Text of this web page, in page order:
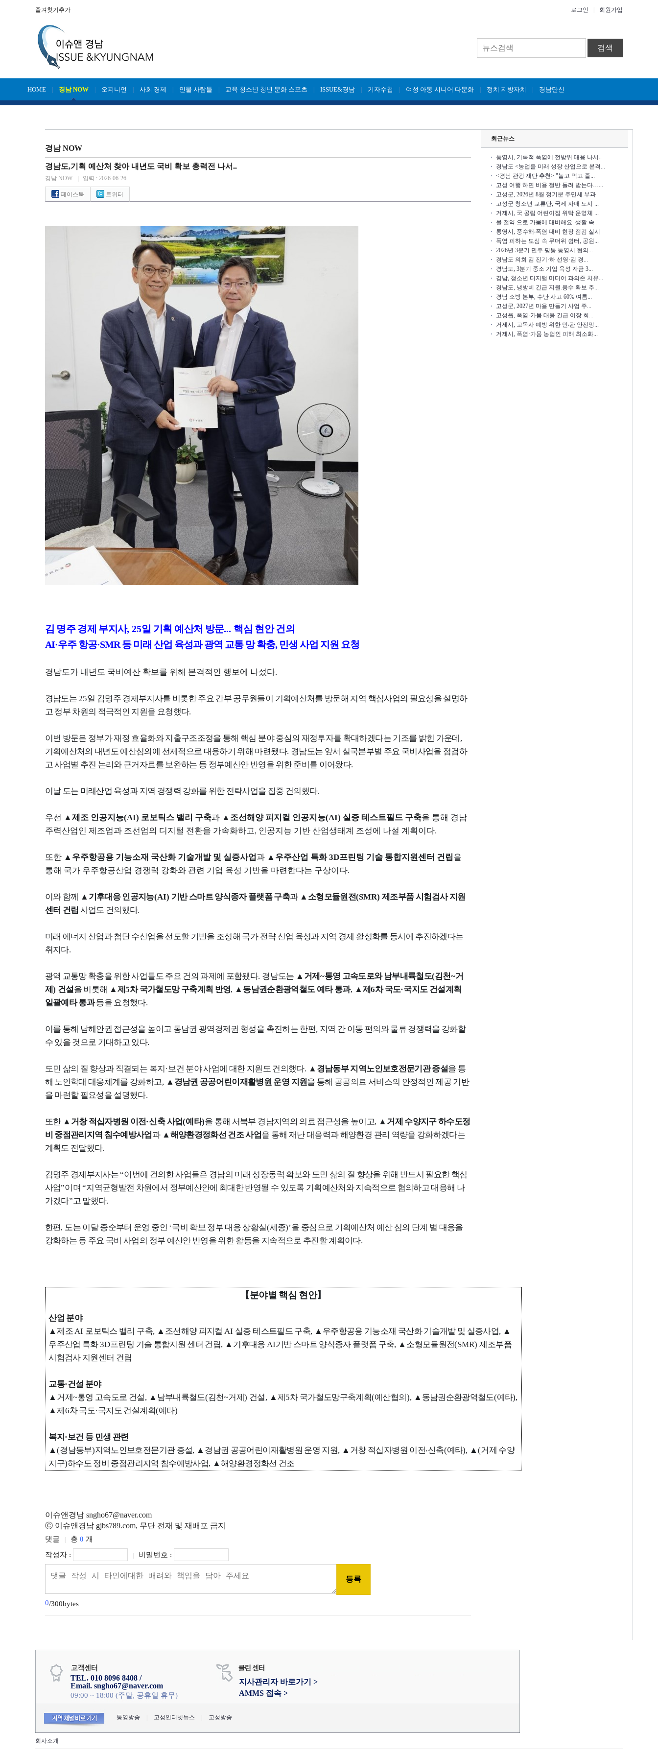
즐겨찾기추가 로그인 회원가입
검색
HOME 경남 NOW 오피니언 사회 경제 인물 사람들 교육 청소년 청년 문화 스포츠 ISSUE&경남 기자수첩 여성 아동 시니어 다문화 정치 지방자치 경남단신
경남 NOW
경남도,기획 예산처 찾아 내년도 국비 확보 총력전 나서..
경남 NOW 입력 : 2026-06-26
페이스북 트위터
김 명주 경제 부지사, 25일 기획 예산처 방문... 핵심 현안 건의
AI·우주 항공·SMR 등 미래 산업 육성과 광역 교통 망 확충, 민생 사업 지원 요청
경남도가 내년도 국비예산 확보를 위해 본격적인 행보에 나섰다.
경남도는25일 김명주 경제부지사를 비롯한 주요 간부 공무원들이 기획예산처를 방문해 지역 핵심사업의 필요성을 설명하
고 정부 차원의 적극적인 지원을 요청했다.
이번 방문은 정부가 재정 효율화와 지출구조조정을 통해 핵심 분야 중심의 재정투자를 확대하겠다는 기조를 밝힌 가운데 ,
기획예산처의 내년도 예산심의에 선제적으로 대응하기 위해 마련됐다. 경남도는 앞서 실국본부별 주요 국비사업을 점검하
고 사업별 추진 논리와 근거자료를 보완하는 등 정부예산안 반영을 위한 준비를 이어왔다.
이날 도는 미래산업 육성과 지역 경쟁력 강화를 위한 전략사업을 집중 건의했다.
우선 ▲제조 인공지능(AI) 로보틱스 밸리 구축과 ▲ 조선해양 피지컬 인공지능(AI) 실증 테스트필드 구축을 통해 경남
주력산업인 제조업과 조선업의 디지털 전환을 가속화하고, 인공지능 기반 산업생태계 조성에 나설 계획이다.
또한 ▲ 우주항공용 기능소재 국산화 기술개발 및 실증사업 과 ▲ 우주산업 특화3D프린팅 기술 통합지원센터 건립을
통해 국가 우주항공산업 경쟁력 강화와 관련 기업 육성 기반을 마련한다는 구상이다.
이와 함께 ▲ 기후대응 인공지능(AI) 기반 스마트 양식종자 플랫폼 구축과 ▲ 소형모듈원전(SMR)제조부품 시험검사 지원
센터 건립 사업도 건의했다.
미래 에너지 산업과 첨단 수산업을 선도할 기반을 조성해 국가 전략 산업 육성과 지역 경제 활성화를 동시에 추진하겠다는
취지다.
광역 교통망 확충을 위한 사업들도 주요 건의 과제에 포함됐다. 경남도는 ▲ 거제 ~통영 고속도로와 남부내륙철도(김천~거
제 ) 건설을 비롯해 ▲제5차 국가철도망 구축계획 반영, ▲ 동남권순환광역철도 예타 통과, ▲제6차 국도·국지도 건설계획
일괄예타 통과 등을 요청했다.
이를 통해 남해안권 접근성을 높이고 동남권 광역경제권 형성을 촉진하는 한편, 지역 간 이동 편의와 물류 경쟁력을 강화할
수 있을 것으로 기대하고 있다.
도민 삶의 질 향상과 직결되는 복지 ·보건 분야 사업에 대한 지원도 건의했다. ▲ 경남동부 지역노인보호전문기관 증설을 통
해 노인학대 대응체계를 강화하고, ▲ 경남권 공공어린이재활병원 운영 지원을 통해 공공의료 서비스의 안정적인 제공 기반
을 마련할 필요성을 설명했다.
또한 ▲ 거창 적십자병원 이전·신축 사업(예타)을 통해 서북부 경남지역의 의료 접근성을 높이고, ▲ 거제 수양지구 하수도정
비 중점관리지역 침수예방사업 과 ▲해양환경정화선 건조 사업 을 통해 재난 대응력과 해양환경 관리 역량을 강화하겠다는
계획도 전달했다.
김명주 경제부지사는“이번에 건의한 사업들은 경남의 미래 성장동력 확보와 도민 삶의 질 향상을 위해 반드시 필요한 핵심
사업”이며“지역균형발전 차원에서 정부예산안에 최대한 반영될 수 있도록 기획예산처와 지속적으로 협의하고 대응해 나
가겠다”고 말했다.
한편, 도는 이달 중순부터 운영 중인 ‘국비 확보 정부 대응 상황실(세종)’을 중심으로 기획예산처 예산 심의 단계 별 대응을
강화하는 등 주요 국비 사업의 정부 예산안 반영을 위한 활동을 지속적으로 추진할 계획이다.
【분야별 핵심 현안】
산업 분야
▲제조AI 로보틱스 밸리 구축, ▲ 조선해양 피지컬AI 실증 테스트필드 구축, ▲ 우주항공용 기능소재 국산화 기술개발 및 실증사업, ▲
우주산업 특화3D프린팅 기술 통합지원 센터 건립, ▲ 기후대응 AI기반 스마트 양식종자 플랫폼 구축, ▲ 소형모듈원전(SMR)제조부품
시험검사 지원센터 건립
교통·건설 분야
▲ 거제~통영 고속도로 건설 , ▲ 남부내륙철도(김천~거제) 건설 , ▲제5차 국가철도망구축계획(예산협의), ▲ 동남권순환광역철도(예타),
▲제6차 국도·국지도 건설계획(예타)
복지 ·보건 등 민생 관련
▲(경남동부)지역노인보호전문기관 증설, ▲ 경남권 공공어린이재활병원 운영 지원, ▲ 거창 적십자병원 이전‧신축(예타), ▲(거제 수양
지구)하수도 정비 중점관리지역 침수예방사업, ▲해양환경정화선 건조
이슈앤경남 sngho67@naver.com
ⓒ 이슈앤경남 gjbs789.com, 무단 전재 및 재배포 금지
댓글 총 0 개
작성자 :
비밀번호 :
0/300bytes
최근뉴스
통영시, 기록적 폭염에 전방위 대응 나서..
경남도 <농업을 미래 성장 산업으로 본격...
<경남 관광 재단 추천> "놀고 먹고 즐...
고성 여행 하면 비용 절반 돌려 받는다…...
고성군, 2026년 8월 정기분 주민세 부과
고성군 청소년 교류단, 국제 자매 도시 ...
거제시, 국 공립 어린이집 위탁 운영체 ...
물 절약 으로 가뭄에 대비해요. 생활 속...
통영시, 풍수해‧폭염 대비 현장 점검 실시
폭염 피하는 도심 속 무더위 쉼터, 공원...
2026년 3분기 민주 평통 통영시 협의...
경남도 의회 김 진기·하 선영·김 경...
경남도, 3분기 중소 기업 육성 자금 3...
경남, 청소년 디지털 미디어 과의존 치유...
경남도, 냉방비 긴급 지원.용수 확보 추...
경남 소방 본부, 수난 사고 60% 여름...
고성군, 2027년 마을 만들기 사업 주...
고성읍, 폭염·가뭄 대응 긴급 이장 회...
거제시, 고독사 예방 위한 민‧관 안전망...
거제시, 폭염·가뭄 농업인 피해 최소화...
TEL. 010 8096 8408 /
Email. sngho67@naver.com
09:00 ~ 18:00 (주말, 공휴일 휴무)
지사관리자 바로가기 >
AMMS 접속 >
통영방송 고성인터넷뉴스 고성방송
회사소개